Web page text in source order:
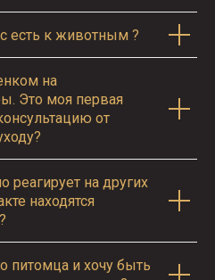
есть к животным ?
на
Это моя первая
от
реагирует на других
находятся
питомца и хочу быть